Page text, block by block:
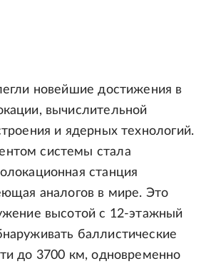
новейшие достижения в
вычислительной
и ядерных технологий.
системы стала
станция
аналогов в мире. Это
высотой с 12-этажный
баллистические
до 3700 км, одновременно